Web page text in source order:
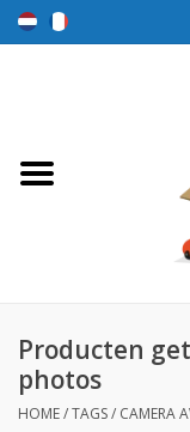
Speelgoed
Beloningsdozen
Producten
photos
HOME/TAGS/ CAMERA